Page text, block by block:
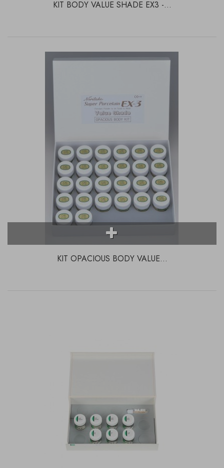
KIT BODY VALUE SHADE EX3 -...
KIT OPACIOUS BODY VALUE...